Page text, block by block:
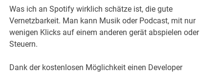
Was ich an Spotify wirklich schätze ist, die gute
Vernetzbarkeit. Man kann Musik oder Podcast, mit nur
wenigen Klicks auf einem anderen gerät abspielen oder
Steuern.
Dank der kostenlosen Möglichkeit einen Developer